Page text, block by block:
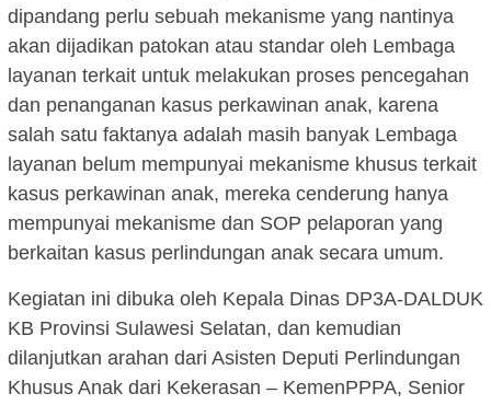
dipandang perlu sebuah mekanisme yang nantinya
akan dijadikan patokan atau standar oleh Lembaga
layanan terkait untuk melakukan proses pencegahan
dan penanganan kasus perkawinan anak, karena
salah satu faktanya adalah masih banyak Lembaga
layanan belum mempunyai mekanisme khusus terkait
kasus perkawinan anak, mereka cenderung hanya
mempunyai mekanisme dan SOP pelaporan yang
berkaitan kasus perlindungan anak secara umum.
Kegiatan ini dibuka oleh Kepala Dinas DP3A-DALDUK
KB Provinsi Sulawesi Selatan, dan kemudian
dilanjutkan arahan dari Asisten Deputi Perlindungan
Khusus Anak dari Kekerasan – KemenPPPA, Senior